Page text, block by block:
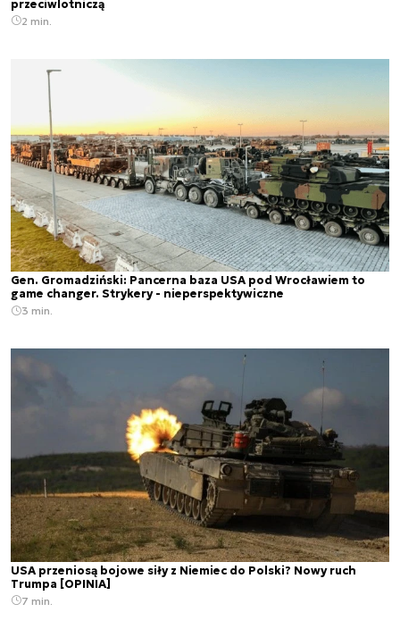
przeciwlotniczą
2 min.
Gen. Gromadziński: Pancerna baza USA pod Wrocławiem to
game changer. Strykery - nieperspektywiczne
3 min.
USA przeniosą bojowe siły z Niemiec do Polski? Nowy ruch
Trumpa [OPINIA]
7 min.